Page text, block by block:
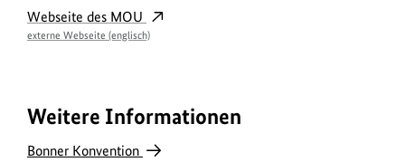
Webseite des MOU
externe Webseite (englisch)
Weitere Informationen
Bonner Konvention